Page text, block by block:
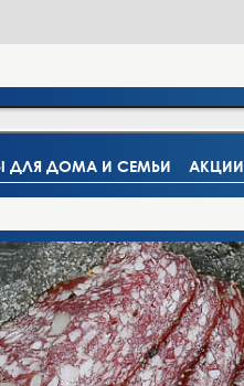
ДЛЯ ДОМА И СЕМЬИ АКЦИИ